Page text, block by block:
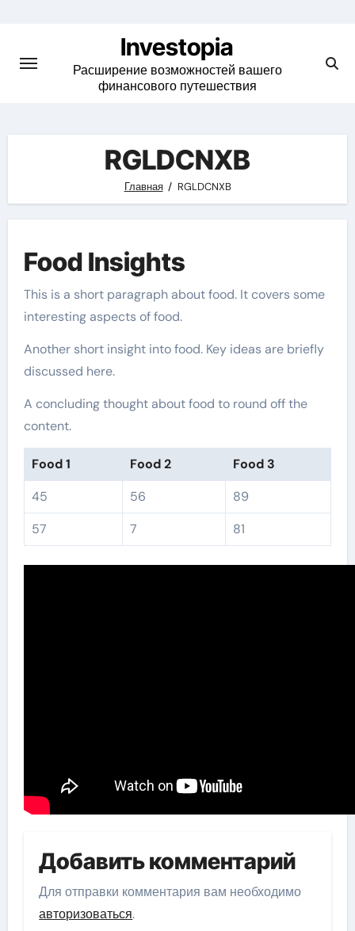
content
Investopia
Расширение возможностей вашего
финансового путешествия
RGLDCNXB
Главная RGLDCNXB
Food Insights
This is a short paragraph about food. It covers some
interesting aspects of food.
Another short insight into food. Key ideas are briefly
discussed here.
A concluding thought about food to round off the
content.
Food 1 Food 2
Food 3
45
56
89
57
7 81
Добавить комментарий
Для отправки комментария вам необходимо
авторизоваться.